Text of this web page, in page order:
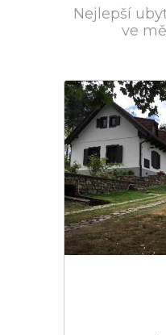
Nejlepší
ve